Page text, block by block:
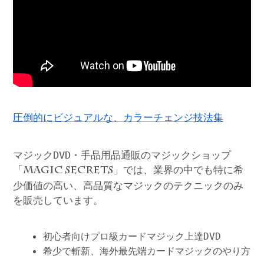
圧倒的にビジュアルな、カラーチェンジ技法集
マジックDVD・手品用品通販のマジックショップ
「 MAGIC SECRETS 」では、業界の中でも特に希
少価値の高い、高品質なマジックのテクニックのみ
を販売しています。
初心者向けプロ級カードマジック上達DVD
希少で斬新、海外最先端カードマジックのやり方